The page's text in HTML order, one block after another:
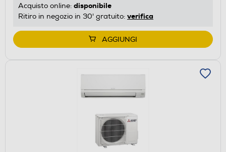
Acquisto online: disponibile
Ritiro in negozio in 30' gratuito: verifica
AGGIUNGI